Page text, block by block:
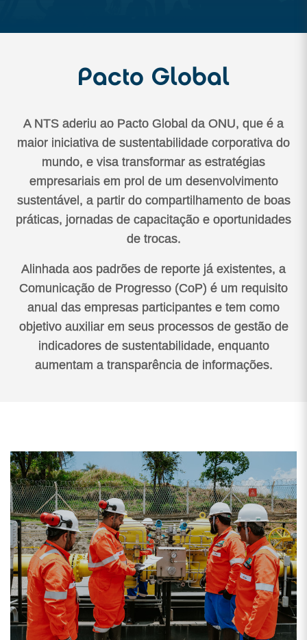
Pacto Global
A NTS aderiu ao Pacto Global da ONU, que é a
maior iniciativa de sustentabilidade corporativa do
mundo, e visa transformar as estratégias
empresariais em prol de um desenvolvimento
sustentável, a partir do compartilhamento de boas
práticas, jornadas de capacitação e oportunidades
de trocas.
Alinhada aos padrões de reporte já existentes, a
Comunicação de Progresso (CoP) é um requisito
anual das empresas participantes e tem como
objetivo auxiliar em seus processos de gestão de
indicadores de sustentabilidade, enquanto
aumentam a transparência de informações.